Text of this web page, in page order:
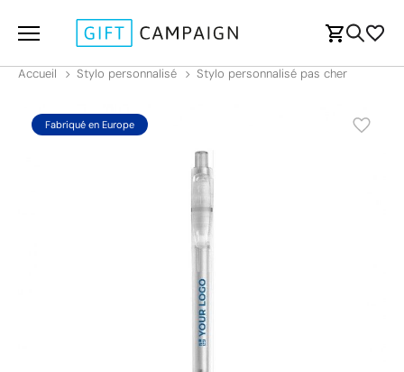
Accueil Stylo personnalisé Stylo personnalisé pas cher
Fabriqué en Europe